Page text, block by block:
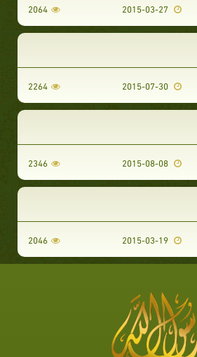
2064
2264
2346
2046